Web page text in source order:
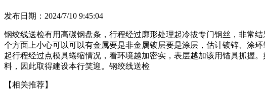
发布日期：2024/7/10 9:45:04
钢绞线送检有用高碳钢盘条，行程经过廓形处理起冷拔专门钢丝，非常
个方面上小心可以可以有金属要是非金属镀层要是涂层，估计镀锌、涂
起行程经过点模具蜷缩情况，看环境越加密实，表层越加该用锚具抓握
料，因此取得建设本行笑迎。钢绞线送检
【相关推荐】